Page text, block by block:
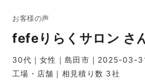
お客様の声
fefeりらくサロン さ
30代｜女性｜島田市｜2025-03-
工場・店舗｜相見積り数 3社